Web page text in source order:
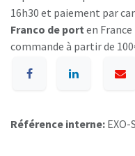
16h30 et paiement par
Franco de port en
commande à partir de
Référence interne: EXO-